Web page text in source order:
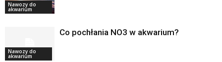
Nawozy do
akwarium
Nawozy do
akwarium
Co pochłania NO3 w akwarium?